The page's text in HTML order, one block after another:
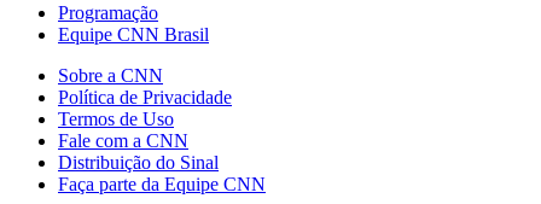
Programação
Equipe CNN Brasil
Sobre a CNN
Política de Privacidade
Termos de Uso
Fale com a CNN
Distribuição do Sinal
Faça parte da Equipe CNN